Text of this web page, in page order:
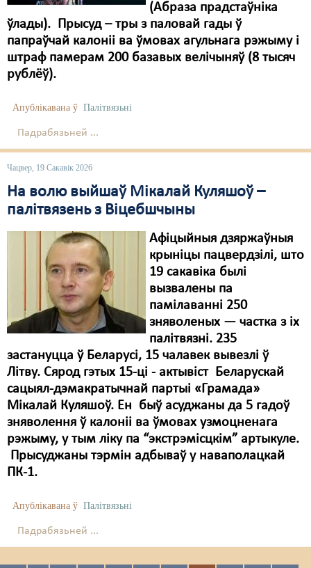
(Абраза прадстаўніка
ўлады). Прысуд – тры з паловай гады ў
папраўчай калоніі ва ўмовах агульнага рэжыму і
штраф памерам 200 базавых велічыняў (8 тысяч
рублёў).
Апублікавана ў Палітвязьні
Падрабязьней ...
Чацвер, 19 Сакавік 2026
На волю выйшаў Мікалай Куляшоў –
палітвязень з Віцебшчыны
Афіцыйныя дзяржаўныя
крыніцы пацвердзілі, што
19 сакавіка былі
вызвалены па
памілаванні 250
зняволеных — частка з іх
палітвязні. 235
застануцца ў Беларусі, 15 чалавек вывезлі ў
Літву. Сярод гэтых 15-ці - актывіст Беларускай
сацыял-дэмакратычнай партыі «Грамада»
Мікалай Куляшоў. Ен быў асуджаны да 5 гадоў
зняволення ў калоніі ва ўмовах узмоцненага
рэжыму, у тым ліку па “экстрэмісцкім” артыкуле.
Прысуджаны тэрмін адбываў у наваполацкай
ПК-1.
Апублікавана ў Палітвязьні
Падрабязьней ...